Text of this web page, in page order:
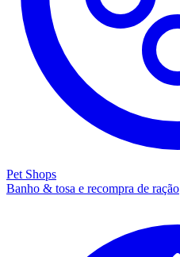
Pet Shops
Banho & tosa e recompra de ração